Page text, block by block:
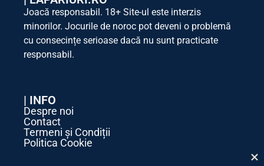
Joacă responsabil. 18+ Site-ul este interzis
minorilor. Jocurile de noroc pot deveni o problemă
cu consecințe serioase dacă nu sunt practicate
responsabil.
| INFO
Despre noi
Contact
Termeni și Condiții
Politica Cookie